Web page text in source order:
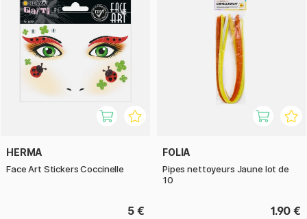
HERMA
Face Art Stickers Coccinelle
5 €
FOLIA
Pipes nettoyeurs Jaune lot de
10
1.90 €